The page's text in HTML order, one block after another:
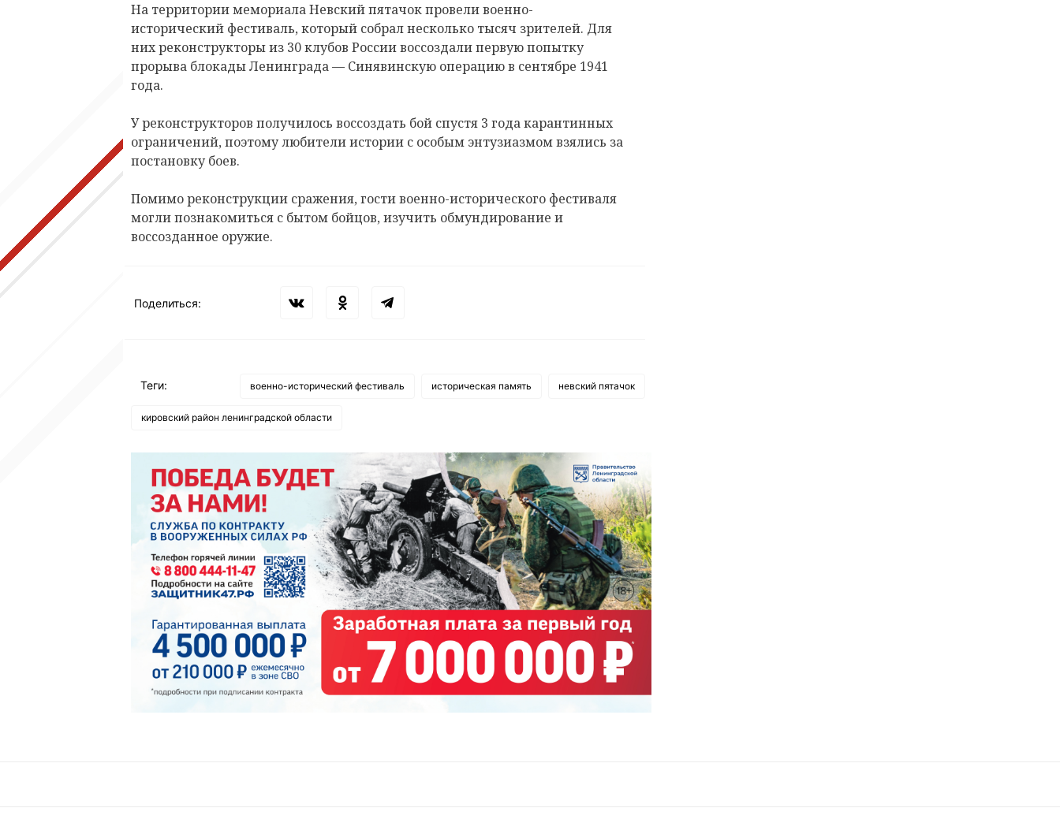
На территории мемориала Невский пятачок провели военно-
исторический фестиваль, который собрал несколько тысяч зрителей. Для
них реконструкторы из 30 клубов России воссоздали первую попытку
прорыва блокады Ленинграда — Синявинскую операцию в сентябре 1941
года.
У реконструкторов получилось воссоздать бой спустя 3 года карантинных
ограничений, поэтому любители истории с особым энтузиазмом взялись за
постановку боев.
Помимо реконструкции сражения, гости военно-исторического фестиваля
могли познакомиться с бытом бойцов, изучить обмундирование и
воссозданное оружие.
Поделиться:
Теги: военно-исторический фестиваль историческая память невский пятачок
кировский район ленинградской области